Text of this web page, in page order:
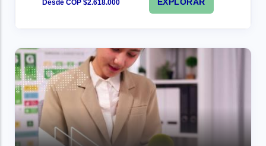
Desde COP $2.618.000